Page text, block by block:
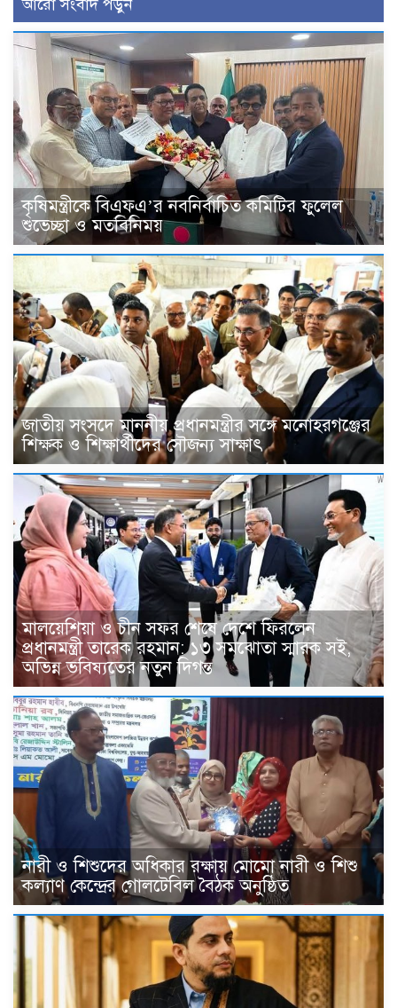
আরো সংবাদ পড়ুন
কৃষিমন্ত্রীকে বিএফএ’র নবনির্বাচিত কমিটির ফুলেল
শুভেচ্ছা ও মতবিনিময়
জাতীয় সংসদে মাননীয় প্রধানমন্ত্রীর সঙ্গে মনোহরগঞ্জের
শিক্ষক ও শিক্ষার্থীদের সৌজন্য সাক্ষাৎ
মালয়েশিয়া ও চীন সফর শেষে দেশে ফিরলেন
প্রধানমন্ত্রী তারেক রহমান: ১৩ সমঝোতা স্মারক সই,
অভিন্ন ভবিষ্যতের নতুন দিগন্ত
নারী ও শিশুদের অধিকার রক্ষায় মোমো নারী ও শিশু
কল্যাণ কেন্দ্রের গোলটেবিল বৈঠক অনুষ্ঠিত